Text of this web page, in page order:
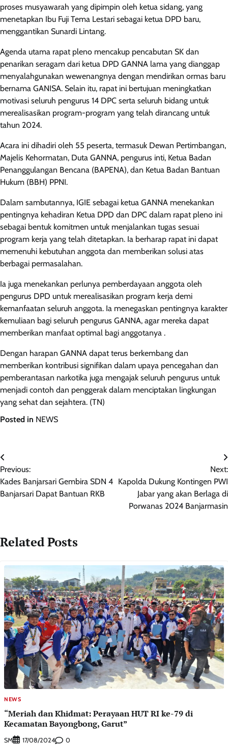
proses musyawarah yang dipimpin oleh ketua sidang, yang
menetapkan Ibu Fuji Tema Lestari sebagai ketua DPD baru,
menggantikan Sunardi Lintang.
Agenda utama rapat pleno mencakup pencabutan SK dan
penarikan seragam dari ketua DPD GANNA lama yang dianggap
menyalahgunakan wewenangnya dengan mendirikan ormas baru
bernama GANISA. Selain itu, rapat ini bertujuan meningkatkan
motivasi seluruh pengurus 14 DPC serta seluruh bidang untuk
merealisasikan program-program yang telah dirancang untuk
tahun 2024.
Acara ini dihadiri oleh 55 peserta, termasuk Dewan Pertimbangan,
Majelis Kehormatan, Duta GANNA, pengurus inti, Ketua Badan
Penanggulangan Bencana (BAPENA), dan Ketua Badan Bantuan
Hukum (BBH) PPNI.
Dalam sambutannya, IGIE sebagai ketua GANNA menekankan
pentingnya kehadiran Ketua DPD dan DPC dalam rapat pleno ini
sebagai bentuk komitmen untuk menjalankan tugas sesuai
program kerja yang telah ditetapkan. Ia berharap rapat ini dapat
memenuhi kebutuhan anggota dan memberikan solusi atas
berbagai permasalahan.
Ia juga menekankan perlunya pemberdayaan anggota oleh
pengurus DPD untuk merealisasikan program kerja demi
kemanfaatan seluruh anggota. Ia menegaskan pentingnya karakter
kemuliaan bagi seluruh pengurus GANNA, agar mereka dapat
memberikan manfaat optimal bagi anggotanya .
Dengan harapan GANNA dapat terus berkembang dan
memberikan kontribusi signifikan dalam upaya pencegahan dan
pemberantasan narkotika juga mengajak seluruh pengurus untuk
menjadi contoh dan penggerak dalam menciptakan lingkungan
yang sehat dan sejahtera. (TN)
Posted in NEWS
Navigasi
pos
Previous:
Kades Banjarsari Gembira SDN 4
Banjarsari Dapat Bantuan RKB
Next:
Kapolda Dukung Kontingen PWI
Jabar yang akan Berlaga di
Porwanas 2024 Banjarmasin
Related Posts
NEWS
“Meriah dan Khidmat: Perayaan HUT RI ke-79 di
Kecamatan Bayongbong, Garut”
SM 17/08/2024 0